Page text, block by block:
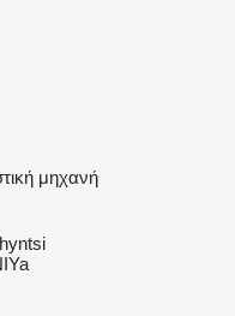
μηχανή